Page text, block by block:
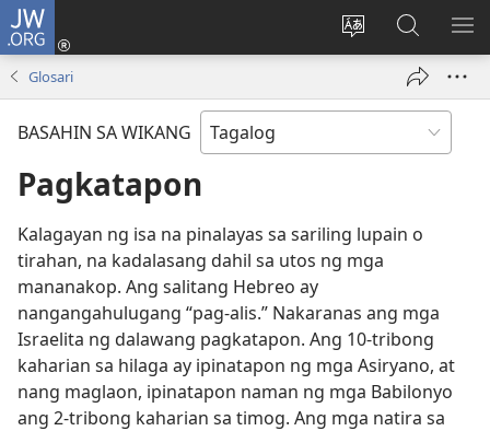
JW.ORG
Baguhin
ng
Mag-
log
bubukas
sa
JW.ORG
Glosari
BASAHIN SA WIKANG
Pagkatapon
Kalagayan ng isa na pinalayas sa sariling lupain o
tirahan, na kadalasang dahil sa utos ng mga
mananakop. Ang salitang Hebreo ay
nangangahulugang “pag-alis.” Nakaranas ang mga
Israelita ng dalawang pagkatapon. Ang 10-tribong
kaharian sa hilaga ay ipinatapon ng mga Asiryano, at
nang maglaon, ipinatapon naman ng mga Babilonyo
ang 2-tribong kaharian sa timog. Ang mga natira sa